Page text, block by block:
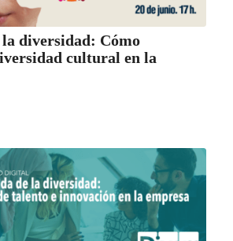
diversidad: Cómo
cultural en la